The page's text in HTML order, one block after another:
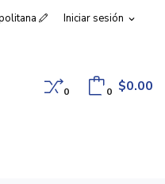
Iniciar sesión expand_more
0 $0.00
0